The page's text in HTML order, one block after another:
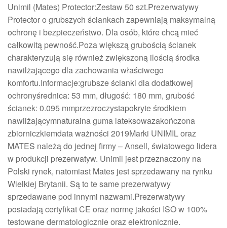
Unimil (Mates) Protector:Zestaw 50 szt.Prezerwatywy
Protector o grubszych ściankach zapewniają maksymalną
ochronę i bezpieczeństwo. Dla osób, które chcą mieć
całkowitą pewność.Poza większą grubością ścianek
charakteryzują się również zwiększoną ilością środka
nawilżającego dla zachowania właściwego
komfortu.Informacje:grubsze ścianki dla dodatkowej
ochronyśrednica: 53 mm, długość: 180 mm, grubość
ścianek: 0.095 mmprzezroczystapokryte środkiem
nawilżającymnaturalna guma lateksowazakończona
zbiorniczkiemdata ważności 2019Marki UNIMIL oraz
MATES należą do jednej firmy – Ansell, światowego lidera
w produkcji prezerwatyw. Unimil jest przeznaczony na
Polski rynek, natomiast Mates jest sprzedawany na rynku
Wielkiej Brytanii. Są to te same prezerwatywy
sprzedawane pod innymi nazwami.Prezerwatywy
posiadają certyfikat CE oraz normę jakości ISO w 100%
testowane dermatologicznie oraz elektronicznie.